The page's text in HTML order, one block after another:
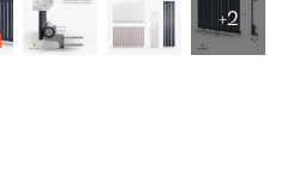
+2